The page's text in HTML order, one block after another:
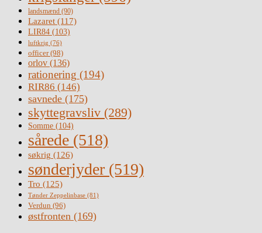
landsmænd (90)
Lazaret (117)
LIR84 (103)
luftkrig (76)
officer(98)
orlov (136)
rationering (194)
RIR86 (146)
savnede (175)
skyttegravsliv (289)
Somme (104)
sårede (518)
søkrig (126)
sønderjyder (519)
Tro (125)
Tønder Zeppelinbase (81)
Verdun (96)
østfronten (169)